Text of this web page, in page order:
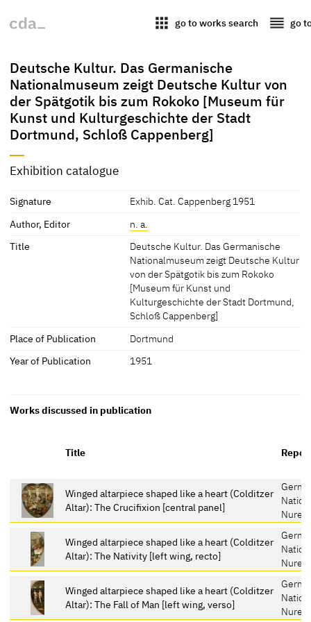
apps go to works search reorder go
Deutsche Kultur. Das Germanische
Nationalmuseum zeigt Deutsche Kultur von
der Spätgotik bis zum Rokoko [Museum für
Kunst und Kulturgeschichte der Stadt
Dortmund, Schloß Cappenberg]
Exhibition catalogue
Signature
Exhib. Cat. Cappenberg 1951
Author, Editor
n. a.
Title
Deutsche Kultur. Das Germanische
Nationalmuseum zeigt Deutsche Kultur
von der Spätgotik bis zum Rokoko
[Museum für Kunst und
Kulturgeschichte der Stadt Dortmund,
Schloß Cappenberg]
Place of Publication
Dortmund
Year of Publication
1951
Works discussed in publication
Title
Winged altarpiece shaped like a heart (Colditzer
Altar): The Crucifixion [central panel]
Winged altarpiece shaped like a heart (Colditzer
Altar): The Nativity [left wing, recto]
Winged altarpiece shaped like a heart (Colditzer
Altar): The Fall of Man [left wing, verso]